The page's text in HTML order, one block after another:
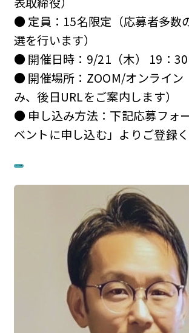
● 定員：15名限定（応募者多数
選を行います）
● 開催日時：9/21（木） 19：
● 開催場所：ZOOM/オンライン
み、後日URLをご案内します）
● 申し込み方法：下記応募フォ
ベントに申し込む」よりご登録